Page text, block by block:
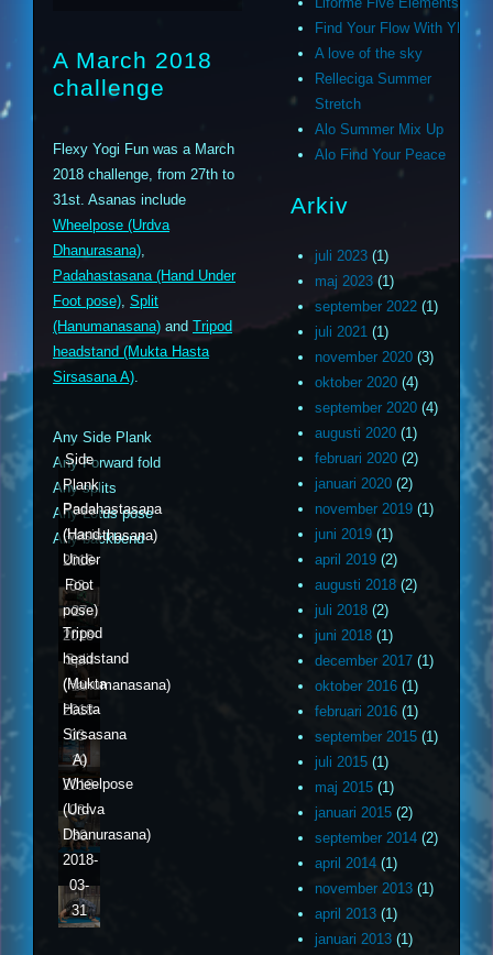
A March 2018
challenge
Flexy Yogi Fun was a March
2018 challenge, from 27th to
31st. Asanas include
Wheelpose (Urdva
Dhanurasana)
Padahastasana (Hand Under
Foot pose) Split
(Hanumanasana) and Tripod
headstand (Mukta Hasta
Sirsasana A)
Any Side Plank
Any Forward fold
Any splits
Any Lotus pose
Any backbend
Side
Plank
Pose
(Vasisthasana)
2018-
03-
27
Padahastasana
(Hand
Under
Foot
pose)
2018-
03-
28
Split
(Hanumanasana)
2018-
03-
29
Tripod
headstand
(Mukta
Hasta
Sirsasana
A)
2018-
03-
30
Wheelpose
(Urdva
Dhanurasana)
2018-
03-
31
Find Your Flow With YD
A love of the sky
Relleciga Summer
Stretch
Alo Summer Mix Up
Alo Find Your Peace
Arkiv
juli 2023 (1)
maj 2023 (1)
september 2022 (1)
juli 2021 (1)
november 2020 (3)
oktober 2020 (4)
september 2020 (4)
augusti 2020 (1)
februari 2020 (2)
januari 2020 (2)
november 2019 (1)
juni 2019 (1)
april 2019 (2)
augusti 2018 (2)
juli 2018 (2)
juni 2018 (1)
december 2017 (1)
oktober 2016 (1)
februari 2016 (1)
september 2015 (1)
juli 2015 (1)
maj 2015 (1)
januari 2015 (2)
september 2014 (2)
april 2014 (1)
november 2013 (1)
april 2013 (1)
januari 2013 (1)